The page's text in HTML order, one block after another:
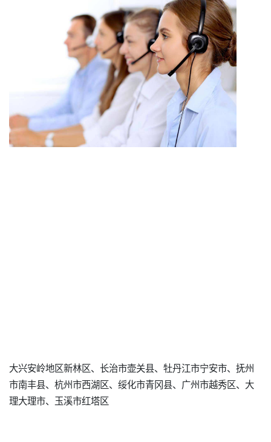
大兴安岭地区新林区、长治市壶关县、牡丹江市宁安市、抚州
市南丰县、杭州市西湖区、绥化市青冈县、广州市越秀区、大
理大理市、玉溪市红塔区